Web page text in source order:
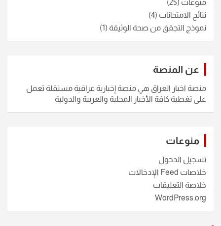
منوعات (25)
نتائج الامتحانات (4)
نموذج التجقق من صحة الوثيقة (1)
عن المنصة
منصة اخبار العراق هي منصة إخبارية عراقية مستقلة تعمل
على تغطية كافة الأخبار المحلية والعربية والدولية
منوعات
تسجيل الدخول
خلاصات Feed الإدخالات
خلاصة التعليقات
WordPress.org